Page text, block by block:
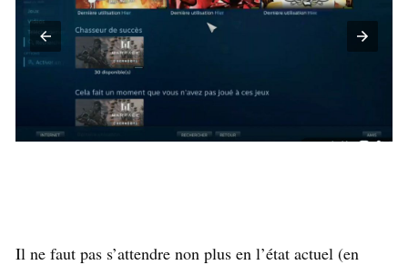
Il ne faut pas s’attendre non plus en l’état actuel (en